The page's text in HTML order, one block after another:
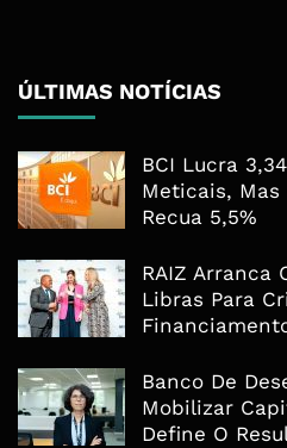
ÚLTIMAS NOTÍCIAS
BCI Lucra
Meticais, Mas
Recua 5,5%
RAIZ Arranca
Libras Para
Banco De
Mobilizar
Define O